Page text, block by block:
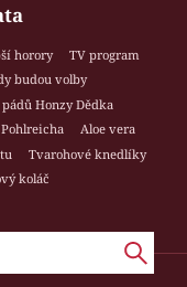
horory
TV program
budou volby
pádů Honzy Dědka
Aloe vera
Tvarohové knedlíky
koláč